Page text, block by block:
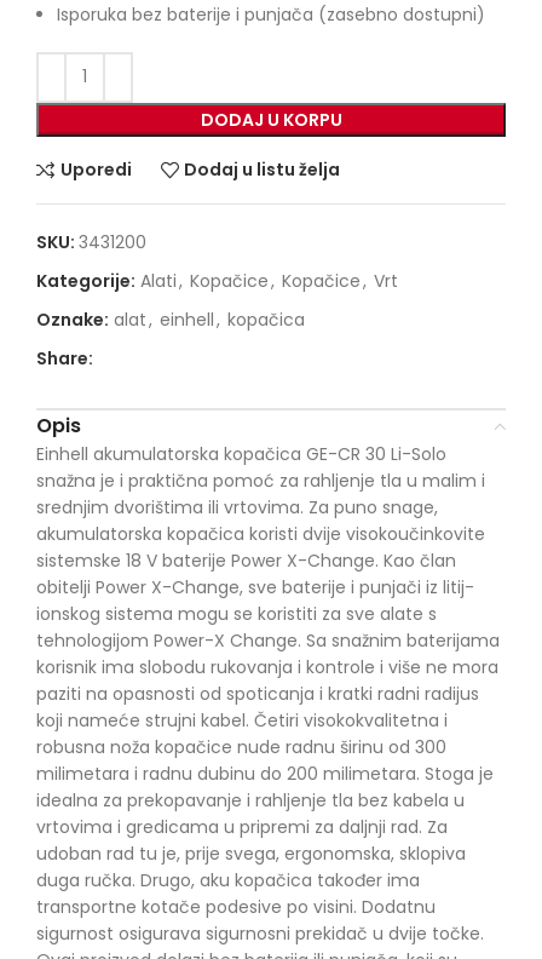
Isporuka bez baterije i punjača (zasebno dostupni)
DODAJ U KORPU
Uporedi Dodaj u listu želja
SKU: 3431200
Kategorije: Alati, Kopačice, Kopačice, Vrt
Oznake: alat, einhell, kopačica
Share:
Opis
Einhell akumulatorska kopačica GE-CR 30 Li-Solo
snažna je i praktična pomoć za rahljenje tla u malim i
srednjim dvorištima ili vrtovima. Za puno snage,
akumulatorska kopačica koristi dvije visokoučinkovite
sistemske 18 V baterije Power X-Change. Kao član
obitelji Power X-Change, sve baterije i punjači iz litij-
ionskog sistema mogu se koristiti za sve alate s
tehnologijom Power-X Change. Sa snažnim baterijama
korisnik ima slobodu rukovanja i kontrole i više ne mora
paziti na opasnosti od spoticanja i kratki radni radijus
koji nameće strujni kabel. Četiri visokokvalitetna i
robusna noža kopačice nude radnu širinu od 300
milimetara i radnu dubinu do 200 milimetara. Stoga je
idealna za prekopavanje i rahljenje tla bez kabela u
vrtovima i gredicama u pripremi za daljnji rad. Za
udoban rad tu je, prije svega, ergonomska, sklopiva
duga ručka. Drugo, aku kopačica također ima
transportne kotače podesive po visini. Dodatnu
sigurnost osigurava sigurnosni prekidač u dvije točke.